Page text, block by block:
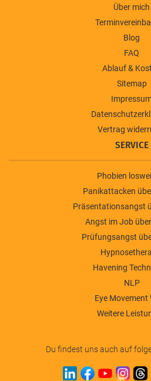
Über mich
Blog
FAQ
Ablauf &
Sitemap
Vertrag
SERVICE
Phobien
Panikattacken
Präsentationsangst
Angst im Job
Prüfungsangst
Havening
NLP
Eye Movement
Weitere
Du findest uns auch auf